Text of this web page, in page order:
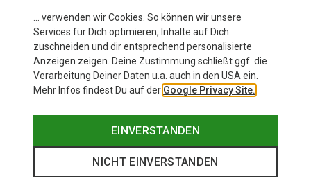
… verwenden wir Cookies. So können wir unsere
Services für Dich optimieren, Inhalte auf Dich
zuschneiden und dir entsprechend personalisierte
Anzeigen zeigen. Deine Zustimmung schließt ggf. die
Verarbeitung Deiner Daten u.a. auch in den USA ein.
Mehr Infos findest Du auf der Google Privacy Site.
EINVERSTANDEN
NICHT EINVERSTANDEN